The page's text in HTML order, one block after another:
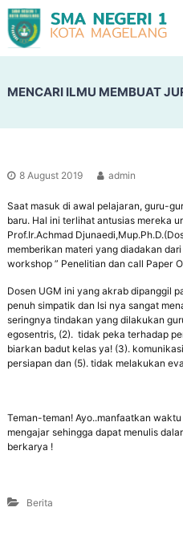
MENCARI ILMU MEMBUAT
8 August 2019 admin
Saat masuk di awal pelajaran, guru-
baru. Hal ini terlihat antusias mereka
Prof.Ir.Achmad
memberikan materi yang diadakan
workshop ” Penelitian dan call Paper
Dosen UGM ini yang akrab dipanggil
penuh simpatik dan Isi nya sangat
seringnya tindakan yang dilakukan
egosentris, (2). tidak peka terhadap
biarkan badut kelas ya! (3).
persiapan dan (5). tidak melakukan
Teman-teman! Ayo..manfaatkan
mengajar sehingga dapat menulis
berkarya !
Berita